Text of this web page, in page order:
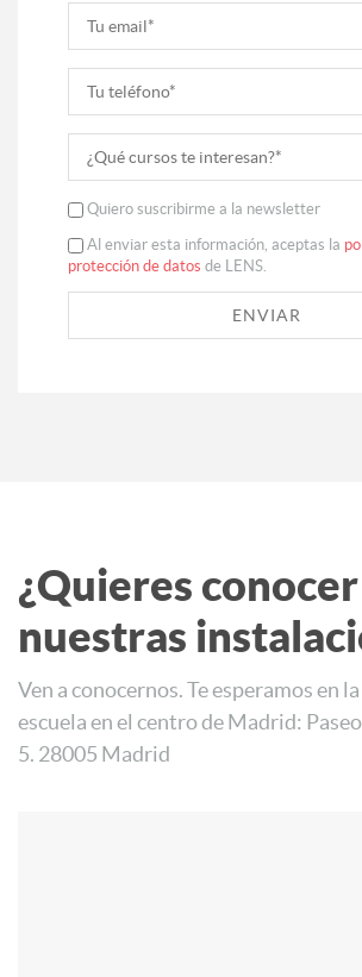
Quiero suscribirme a la newsletter
Al enviar esta información, aceptas la
protección de datos de LENS.
¿Quieres conocer
nuestras
Ven a conocernos. Te esperamos en
escuela en el centro de Madrid:
5. 28005 Madrid